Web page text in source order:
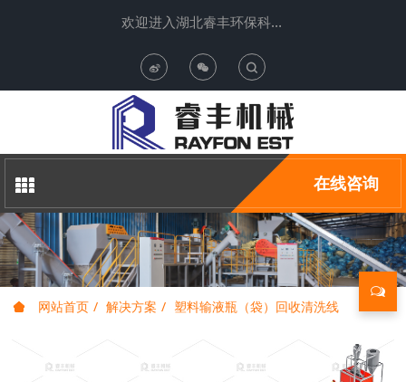
欢迎进入湖北睿丰环保科技有限公司
T
g
g
l
e
在线咨询
网站首页 解决方案 塑料输液瓶（袋）回收清洗线